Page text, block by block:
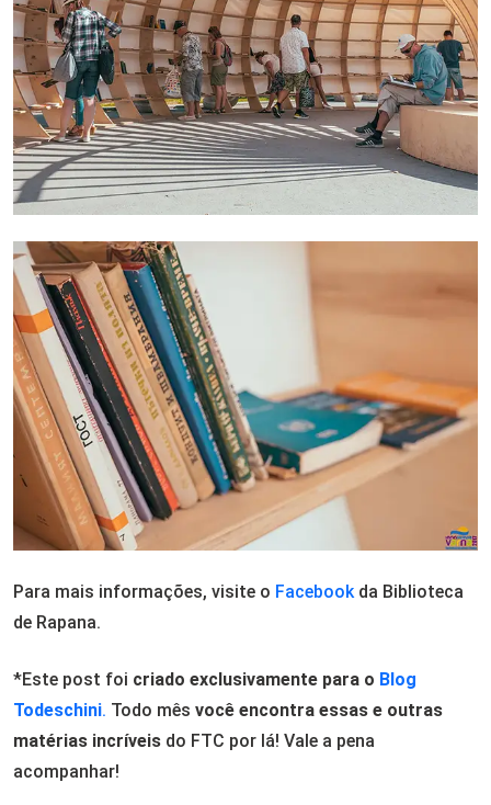
Para mais informações, visite o Facebookda Biblioteca
de Rapana.
*Este post foi criado exclusivamente para o Blog
Todeschini. Todo mês você encontra essas e outras
matérias incríveis do FTC por lá! Vale a pena
acompanhar!